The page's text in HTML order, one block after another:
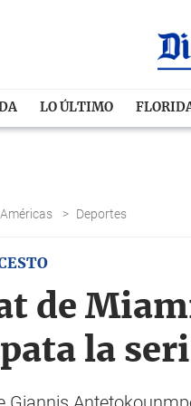
LO ÚLTIMO
> Deportes
de
la